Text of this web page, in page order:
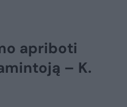
apriboti
– K.